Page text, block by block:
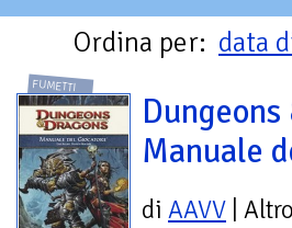
Ordina per: data
FUMETTI
Manuale
di AAVV | Altro